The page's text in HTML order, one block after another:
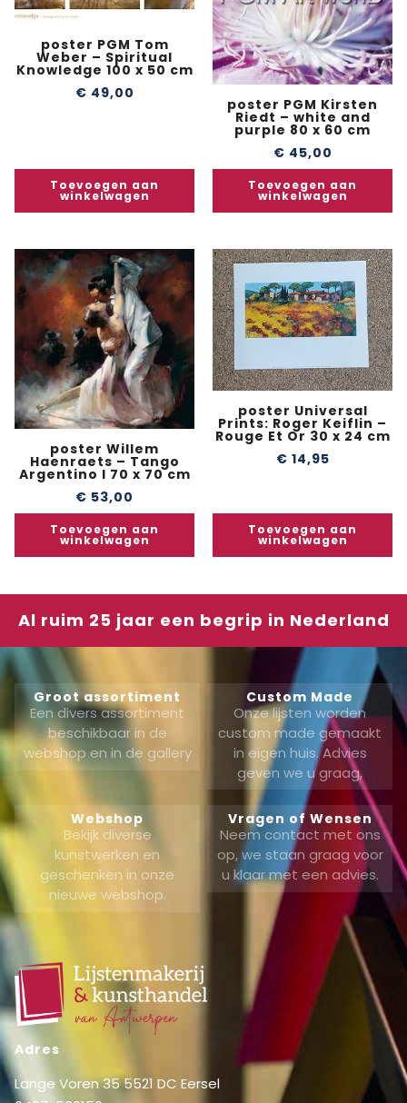
poster PGM Tom
Weber – Spiritual
Knowledge 100 x 50 cm
€ 49,00
Toevoegen aan
winkelwagen
poster PGM Kirsten
Riedt – white and
purple 80 x 60 cm
€ 45,00
Toevoegen aan
winkelwagen
poster Willem
Haenraets – Tango
Argentino I 70 x 70 cm
€ 53,00
Toevoegen aan
winkelwagen
poster Universal
Prints: Roger Keiflin –
Rouge Et Or 30 x 24 cm
€ 14,95
Toevoegen aan
winkelwagen
Al ruim 25 jaar een begrip in Nederland
Groot assortiment
Een divers assortiment
beschikbaar in de
webshop en in de gallery
Custom Made
Onze lijsten worden
custom made gemaakt
in eigen huis. Advies
geven we u graag,
Webshop
Bekijk diverse
kunstwerken en
geschenken in onze
nieuwe webshop.
Vragen of Wensen
Neem contact met ons
op, we staan graag voor
u klaar met een advies.
Adres
Lange Voren 35 5521 DC Eersel